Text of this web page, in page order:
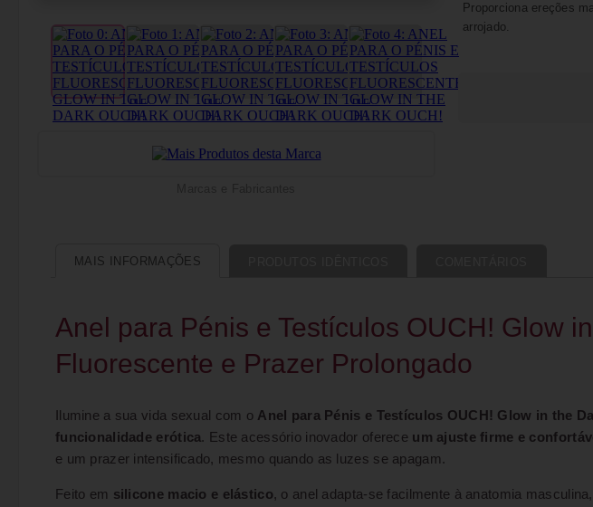
Proporciona ereções
arrojado.
MAIS INFORMAÇÕES
Anel para Pénis e Testículos OUCH! Glow
Fluorescente e Prazer Prolongado
Ilumine a sua vida sexual com o Anel para Pénis e Testículos OUCH! Glow in the
funcionalidade erótica. Este acessório inovador oferece um ajuste firme e
e um prazer intensificado, mesmo quando as luzes se apagam.
Feito em silicone macio e elástico, o anel adapta-se facilmente à anatomia